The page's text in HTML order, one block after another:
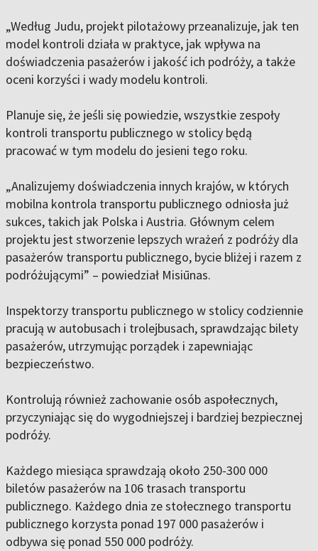
„Według Judu, projekt pilotażowy przeanalizuje, jak ten
model kontroli działa w praktyce, jak wpływa na
doświadczenia pasażerów i jakość ich podróży, a także
oceni korzyści i wady modelu kontroli.
Planuje się, że jeśli się powiedzie, wszystkie zespoły
kontroli transportu publicznego w stolicy będą
pracować w tym modelu do jesieni tego roku.
„Analizujemy doświadczenia innych krajów, w których
mobilna kontrola transportu publicznego odniosła już
sukces, takich jak Polska i Austria. Głównym celem
projektu jest stworzenie lepszych wrażeń z podróży dla
pasażerów transportu publicznego, bycie bliżej i razem z
podróżującymi” – powiedział Misiūnas.
Inspektorzy transportu publicznego w stolicy codziennie
pracują w autobusach i trolejbusach, sprawdzając bilety
pasażerów, utrzymując porządek i zapewniając
bezpieczeństwo.
Kontrolują również zachowanie osób aspołecznych,
przyczyniając się do wygodniejszej i bardziej bezpiecznej
podróży.
Każdego miesiąca sprawdzają około 250-300 000
biletów pasażerów na 106 trasach transportu
publicznego. Każdego dnia ze stołecznego transportu
publicznego korzysta ponad 197 000 pasażerów i
odbywa się ponad 550 000 podróży.